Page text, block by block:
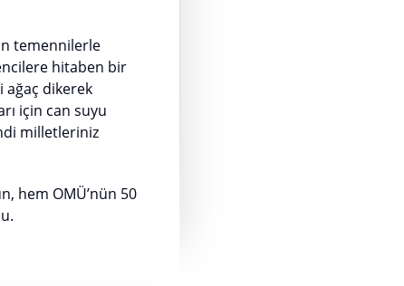
temennilerle
hitaben bir
ağaç dikerek
için can suyu
milletleriniz
hem OMÜ’nün 50